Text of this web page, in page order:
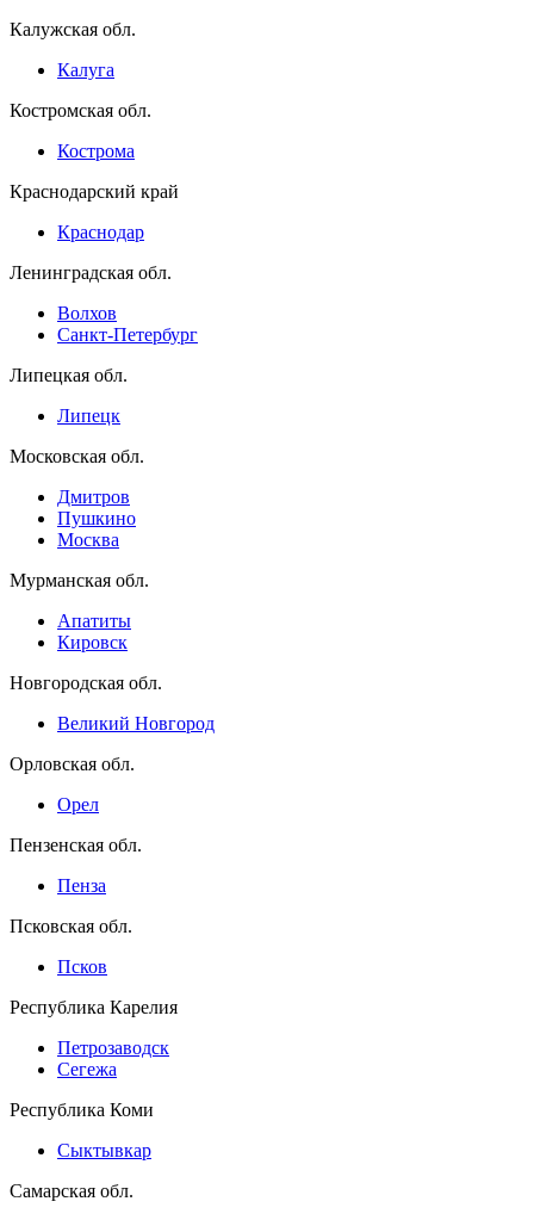
Калужская обл.
Калуга
Костромская обл.
Кострома
Краснодарский край
Краснодар
Ленинградская обл.
Волхов
Санкт-Петербург
Липецкая обл.
Липецк
Московская обл.
Дмитров
Пушкино
Москва
Мурманская обл.
Апатиты
Кировск
Новгородская обл.
Великий Новгород
Орловская обл.
Орел
Пензенская обл.
Пенза
Псковская обл.
Псков
Республика Карелия
Петрозаводск
Сегежа
Республика Коми
Сыктывкар
Самарская обл.